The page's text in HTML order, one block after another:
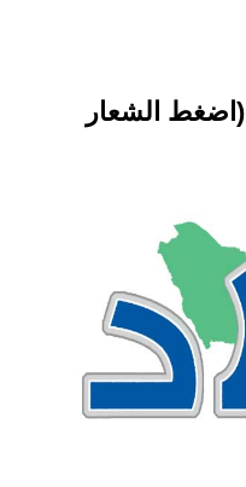
الاصدارات السابقة PDF (اضغط الشعار